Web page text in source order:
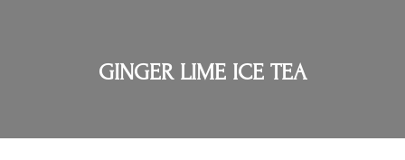
GINGER LIME ICE TEA